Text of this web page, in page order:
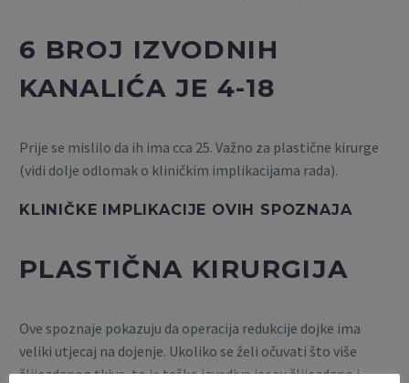
6 BROJ IZVODNIH
KANALIĆA JE 4-18
Prije se mislilo da ih ima cca 25. Važno za plastične kirurge
(vidi dolje odlomak o kliničkim implikacijama rada).
KLINIČKE IMPLIKACIJE OVIH SPOZNAJA
PLASTIČNA KIRURGIJA
Ove spoznaje pokazuju da operacija redukcije dojke ima
veliki utjecaj na dojenje. Ukoliko se želi očuvati što više
žlijezdanog tkiva, to je teško izvedivo jer su žlijezdano i